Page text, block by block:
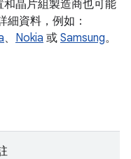
晶片組製造商也可能
細資料，例如：
、 Nokia 或 Samsung。